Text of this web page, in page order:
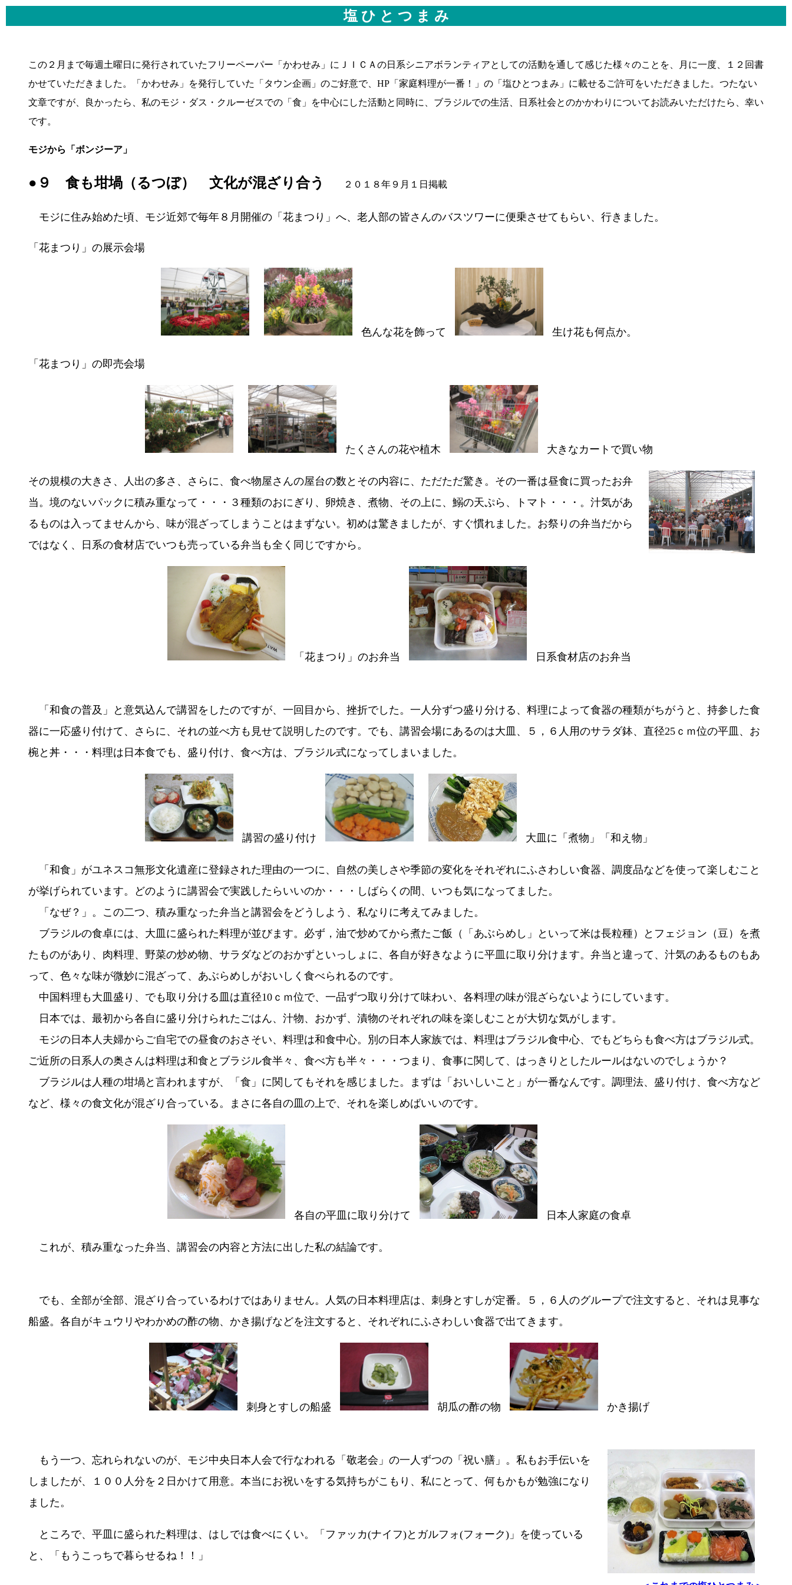
塩 ひ と つ ま み
この２月まで毎週土曜日に発行されていたフリーペーパー「かわせみ」にＪＩＣＡの日系シニアボランティアとしての活動を通して感じた様々のことを、月に一度、１２回書
かせていただきました。「かわせみ」を発行していた「タウン企画」のご好意で、HP「家庭料理が一番！」の「塩ひとつまみ」に載せるご許可をいただきました。つたない
文章ですが、良かったら、私のモジ・ダス・クルーゼスでの「食」を中心にした活動と同時に、ブラジルでの生活、日系社会とのかかわりについてお読みいただけたら、幸い
です。
モジから「ボンジーア」
●９ 食も坩堝（るつぼ） 文化が混ざり合う ２０１８年９月１日掲載
モジに住み始めた頃、モジ近郊で毎年８月開催の「花まつり」へ、老人部の皆さんのバスツワーに便乗させてもらい、行きました。
「花まつり」の展示会場
色んな花を飾って 生け花も何点か。
「花まつり」の即売会場
たくさんの花や植木 大きなカートで買い物
その規模の大きさ、人出の多さ、さらに、食べ物屋さんの屋台の数とその内容に、ただただ驚き。その一番は昼食に買ったお弁
当。境のないパックに積み重なって・・・３種類のおにぎり、卵焼き、煮物、その上に、鰯の天ぷら、トマト・・・。汁気があ
るものは入ってませんから、味が混ざってしまうことはまずない。初めは驚きましたが、すぐ慣れました。お祭りの弁当だから
ではなく、日系の食材店でいつも売っている弁当も全く同じですから。
「花まつり」のお弁当 日系食材店のお弁当
「和食の普及」と意気込んで講習をしたのですが、一回目から、挫折でした。一人分ずつ盛り分ける、料理によって食器の種類がちがうと、持参した食
器に一応盛り付けて、さらに、それの並べ方も見せて説明したのです。でも、講習会場にあるのは大皿、５，６人用のサラダ鉢、直径25ｃｍ位の平皿、お
椀と丼・・・料理は日本食でも、盛り付け、食べ方は、ブラジル式になってしまいました。
講習の盛り付け 大皿に「煮物」「和え物」
「和食」がユネスコ無形文化遺産に登録された理由の一つに、自然の美しさや季節の変化をそれぞれにふさわしい食器、調度品などを使って楽しむこと
が挙げられています。どのように講習会で実践したらいいのか・・・しばらくの間、いつも気になってました。
「なぜ？」。この二つ、積み重なった弁当と講習会をどうしよう、私なりに考えてみました。
ブラジルの食卓には、大皿に盛られた料理が並びます。必ず，油で炒めてから煮たご飯（「あぶらめし」といって米は長粒種）とフェジョン（豆）を煮
たものがあり、肉料理、野菜の炒め物、サラダなどのおかずといっしょに、各自が好きなように平皿に取り分けます。弁当と違って、汁気のあるものもあ
って、色々な味が微妙に混ざって、あぶらめしがおいしく食べられるのです。
中国料理も大皿盛り、でも取り分ける皿は直径10ｃｍ位で、一品ずつ取り分けて味わい、各料理の味が混ざらないようにしています。
日本では、最初から各自に盛り分けられたごはん、汁物、おかず、漬物のそれぞれの味を楽しむことが大切な気がします。
モジの日本人夫婦からご自宅での昼食のおさそい、料理は和食中心。別の日本人家族では、料理はブラジル食中心、でもどちらも食べ方はブラジル式。
ご近所の日系人の奥さんは料理は和食とブラジル食半々、食べ方も半々・・・つまり、食事に関して、はっきりとしたルールはないのでしょうか？
ブラジルは人種の坩堝と言われますが、「食」に関してもそれを感じました。まずは「おいしいこと」が一番なんです。調理法、盛り付け、食べ方など
など、様々の食文化が混ざり合っている。まさに各自の皿の上で、それを楽しめばいいのです。
各自の平皿に取り分けて 日本人家庭の食卓
これが、積み重なった弁当、講習会の内容と方法に出した私の結論です。
でも、全部が全部、混ざり合っているわけではありません。人気の日本料理店は、刺身とすしが定番。５，６人のグループで注文すると、それは見事な
船盛。各自がキュウリやわかめの酢の物、かき揚げなどを注文すると、それぞれにふさわしい食器で出てきます。
刺身とすしの船盛 胡瓜の酢の物 かき揚げ
もう一つ、忘れられないのが、モジ中央日本人会で行なわれる「敬老会」の一人ずつの「祝い膳」。私もお手伝いを
しましたが、１００人分を２日かけて用意。本当にお祝いをする気持ちがこもり、私にとって、何もかもが勉強になり
ました。
ところで、平皿に盛られた料理は、はしでは食べにくい。「ファッカ(ナイフ)とガルフォ(フォーク)」を使っている
と、「もうこっちで暮らせるね！！」